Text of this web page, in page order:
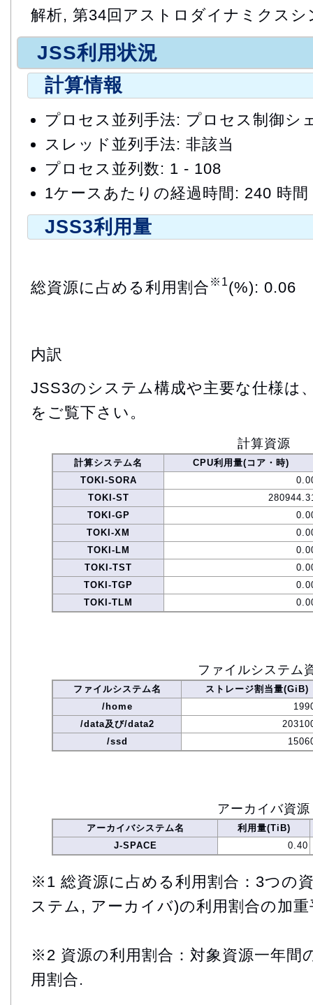
解析, 第34回アストロダイナミクスシ
JSS利用状況
計算情報
プロセス並列手法: プロセス制御シ
スレッド並列手法: 非該当
プロセス並列数: 1 - 108
1ケースあたりの経過時間: 240 時間
JSS3利用量
総資源に占める利用割合 ※1(%): 0.06
内訳
JSS3のシステム構成や主要な仕様は
をご覧下さい。
計算資源
計算システム名
CPU利用量(コア・時)
TOKI-SORA
TOKI-ST
TOKI-GP
TOKI-XM
TOKI-LM
TOKI-TST
TOKI-TGP
TOKI-TLM
ファイルシステム
ファイルシステム名
ストレージ割当量(GiB)
/home
/data及び/data2
/ssd
アーカイバ資源
アーカイバシステム名
利用量(TiB)
J-SPACE
0.40
※1 総資源に占める利用割合：3つの
ステム, アーカイバ)の利用割合の加重
※2 資源の利用割合：対象資源一年間
用割合.